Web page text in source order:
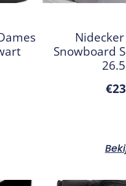
Snowboard
€